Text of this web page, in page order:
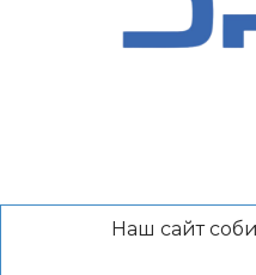
Наш сайт